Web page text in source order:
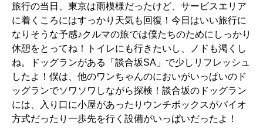
旅行の当日、東京は雨模様だったけど、サービスエリア
に着くころにはすっかり天気も回復！今日はいい旅行に
なりそうな予感♪クルマの旅では僕たちのためにしっかり
休憩をとってね！トイレにも行きたいし、ノドも渇くし
ね。ドッグランがある「談合坂SA」で少しリフレッシュ
したよ！僕は、他のワンちゃんのにおいがいっぱいのド
ッグランでソワソワしながら探検！談合坂のドッグラン
には、入り口に小屋があったりウンチボックスがバイオ
方式だったり一歩先を行く設備がいっぱいだったよ！